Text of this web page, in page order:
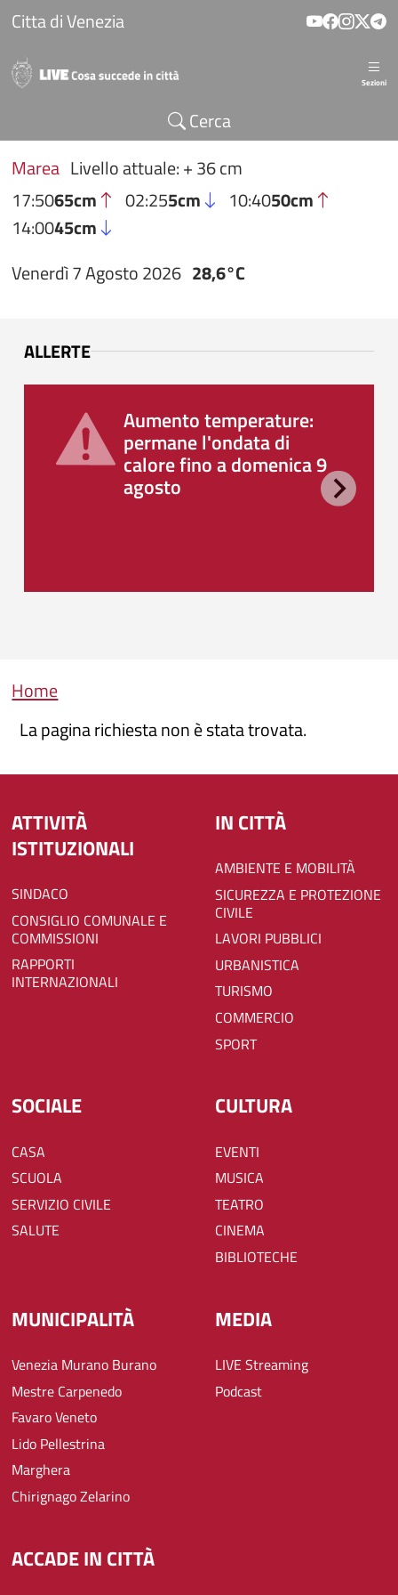
Salta al contenuto principale
Citta di Venezia
Sezioni
Cerca
Marea Livello attuale: + 36 cm
17:5065cm 02:255cm 10:4050cm
14:0045cm
Venerdì 7 Agosto 2026 28,6°C
ALLERTE
Aumento temperature:
permane l'ondata di
calore fino a domenica 9
agosto
Briciole di pane
Home
La pagina richiesta non è stata trovata.
ATTIVITÀ
ISTITUZIONALI
SINDACO
CONSIGLIO COMUNALE E
COMMISSIONI
RAPPORTI
INTERNAZIONALI
IN CITTÀ
AMBIENTE E MOBILITÀ
SICUREZZA E PROTEZIONE
CIVILE
LAVORI PUBBLICI
URBANISTICA
TURISMO
COMMERCIO
SPORT
SOCIALE
CASA
SCUOLA
SERVIZIO CIVILE
SALUTE
CULTURA
EVENTI
MUSICA
TEATRO
CINEMA
BIBLIOTECHE
MUNICIPALITÀ
Venezia Murano Burano
Mestre Carpenedo
Favaro Veneto
Lido Pellestrina
Marghera
Chirignago Zelarino
MEDIA
LIVE Streaming
Podcast
ACCADE IN CITTÀ